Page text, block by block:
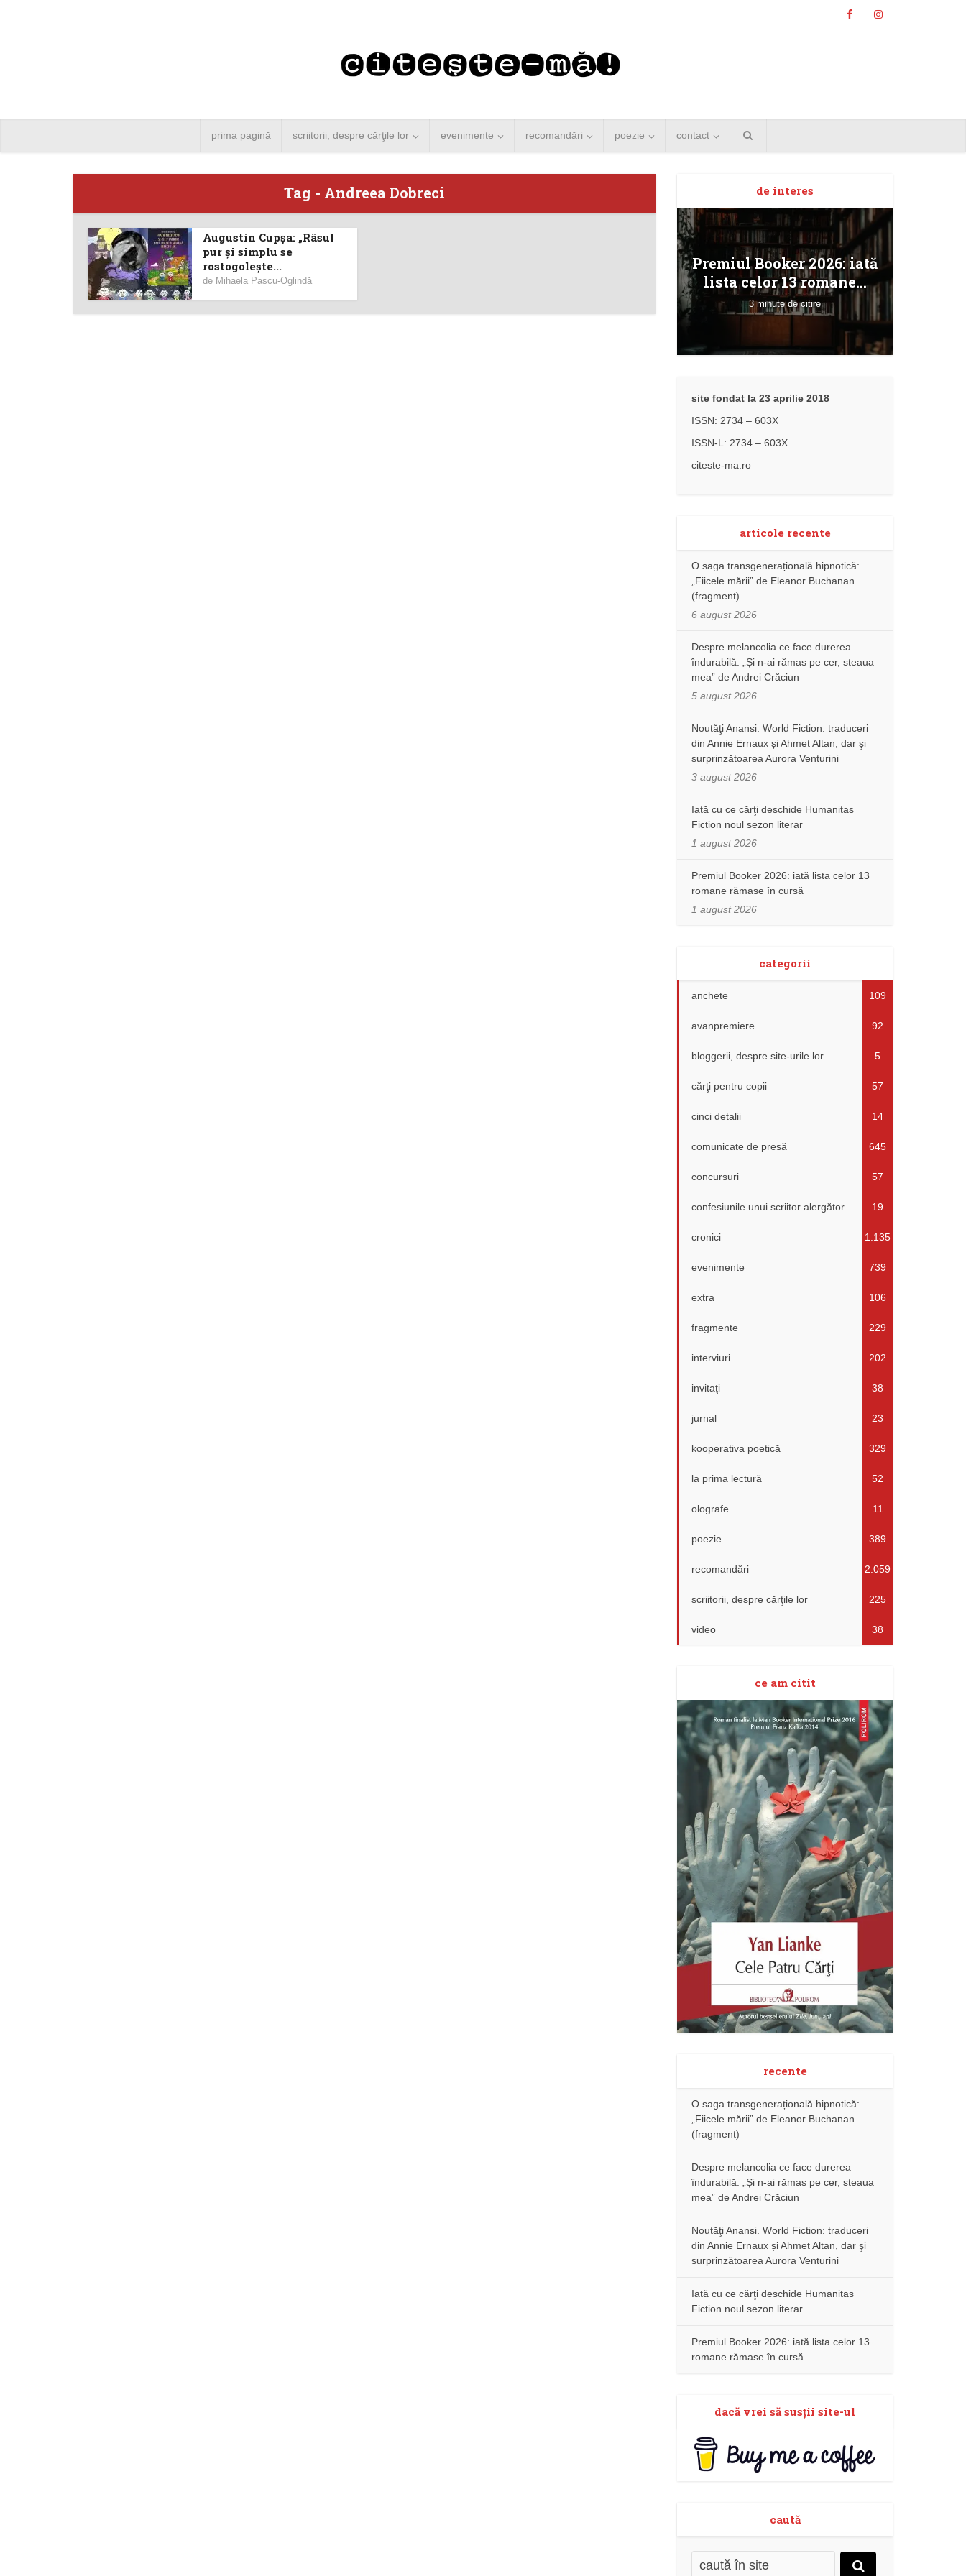
prima pagină scriitorii, despre cărţile lor evenimente recomandări poezie contact
Tag - Andreea Dobreci
Augustin Cupșa: „Râsul
pur și simplu se
rostogolește...
de Mihaela Pascu-Oglindă
de interes
Angela Merkel vine la
București. Lansare de
Premiul Booker 2026: iată
lista celor 13 romane...
3 minute de citire
site fondat la 23 aprilie 2018
ISSN: 2734 – 603X
ISSN-L: 2734 – 603X
citeste-ma.ro
articole recente
O saga transgenerațională hipnotică:
„Fiicele mării” de Eleanor Buchanan
(fragment)
6 august 2026
Despre melancolia ce face durerea
îndurabilă: „Și n-ai rămas pe cer, steaua
mea” de Andrei Crăciun
5 august 2026
Noutăţi Anansi. World Fiction: traduceri
din Annie Ernaux și Ahmet Altan, dar şi
surprinzătoarea Aurora Venturini
3 august 2026
Iată cu ce cărţi deschide Humanitas
Fiction noul sezon literar
1 august 2026
Premiul Booker 2026: iată lista celor 13
romane rămase în cursă
1 august 2026
categorii
anchete 109
avanpremiere 92
bloggerii, despre site-urile lor 5
cărţi pentru copii 57
cinci detalii 14
comunicate de presă 645
concursuri 57
confesiunile unui scriitor alergător 19
cronici 1.135
evenimente 739
extra 106
fragmente 229
interviuri 202
invitaţi 38
jurnal 23
kooperativa poetică 329
la prima lectură 52
olografe 11
poezie 389
recomandări 2.059
scriitorii, despre cărţile lor 225
video 38
ce am citit
recente
O saga transgenerațională hipnotică:
„Fiicele mării” de Eleanor Buchanan
(fragment)
Despre melancolia ce face durerea
îndurabilă: „Și n-ai rămas pe cer, steaua
mea” de Andrei Crăciun
Noutăţi Anansi. World Fiction: traduceri
din Annie Ernaux și Ahmet Altan, dar şi
surprinzătoarea Aurora Venturini
Iată cu ce cărţi deschide Humanitas
Fiction noul sezon literar
Premiul Booker 2026: iată lista celor 13
romane rămase în cursă
dacă vrei să susţii site-ul
caută